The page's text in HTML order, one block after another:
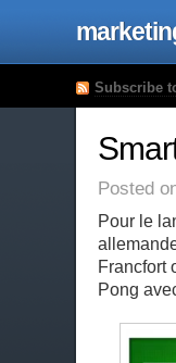
Subscribe
Posted
Pour le
Francfort
Pong